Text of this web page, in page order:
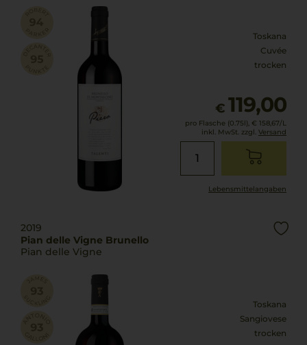
Toskana
Cuvée
trocken
€ 119,00
pro Flasche (0.75l), € 158,67/L
inkl. MwSt. zzgl. Versand
Lebensmittel­angaben
2019
Pian delle Vigne Brunello
Pian delle Vigne
Toskana
Sangiovese
trocken